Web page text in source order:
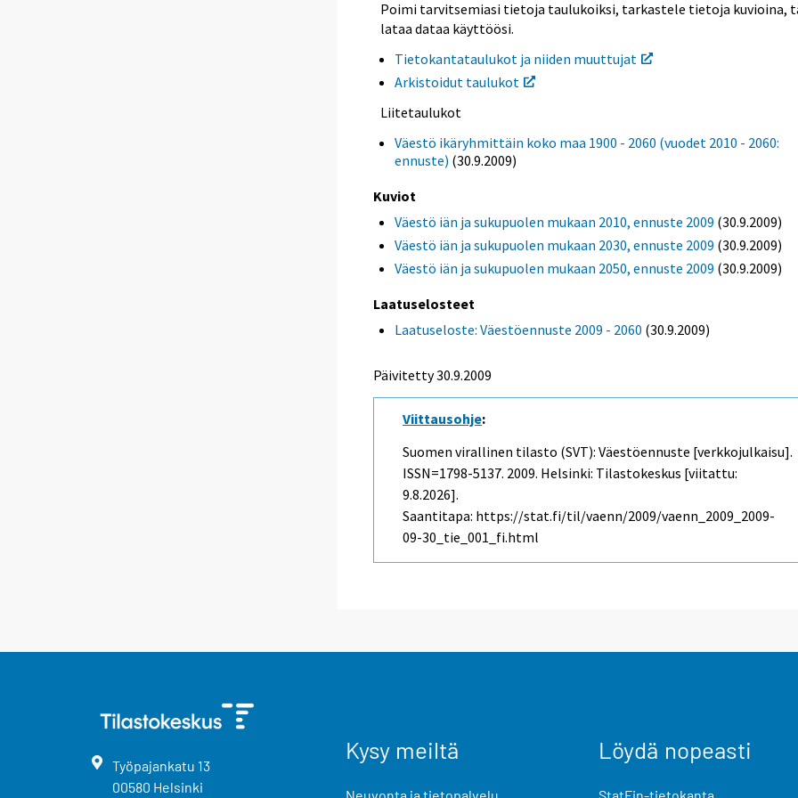
Poimi tarvitsemiasi tietoja taulukoiksi, tarkastele tietoja kuvioina,
lataa dataa käyttöösi.
Tietokantataulukot ja niiden muuttujat
Arkistoidut taulukot
Liitetaulukot
Väestö ikäryhmittäin koko maa 1900 - 2060 (vuodet 2010 - 2060:
ennuste) (30.9.2009)
Kuviot
Väestö iän ja sukupuolen mukaan 2010, ennuste 2009 (30.9.2009)
Väestö iän ja sukupuolen mukaan 2030, ennuste 2009 (30.9.2009)
Väestö iän ja sukupuolen mukaan 2050, ennuste 2009 (30.9.2009)
Laatuselosteet
Laatuseloste: Väestöennuste 2009 - 2060 (30.9.2009)
Päivitetty 30.9.2009
Viittausohje:
Suomen virallinen tilasto (SVT): Väestöennuste [verkkojulkaisu].
ISSN=1798-5137. 2009. Helsinki: Tilastokeskus [viitattu:
9.8.2026].
Saantitapa: https://stat.fi/til/vaenn/2009/vaenn_2009_2009-
09-30_tie_001_fi.html
Työpajankatu 13
00580 Helsinki
Kysy meiltä Löydä nopeasti